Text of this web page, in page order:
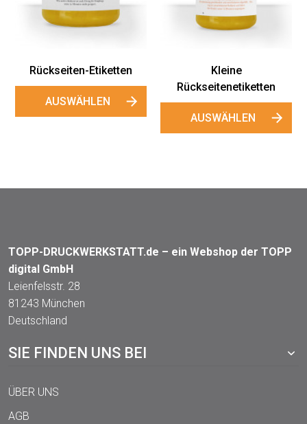
Rückseiten-Etiketten
AUSWÄHLEN
Kleine
Rückseitenetiketten
AUSWÄHLEN
TOPP-DRUCKWERKSTATT.de – ein Webshop der TOPP
digital GmbH
Leienfelsstr. 28
81243 München
Deutschland
SIE FINDEN UNS BEI
ÜBER UNS
AGB